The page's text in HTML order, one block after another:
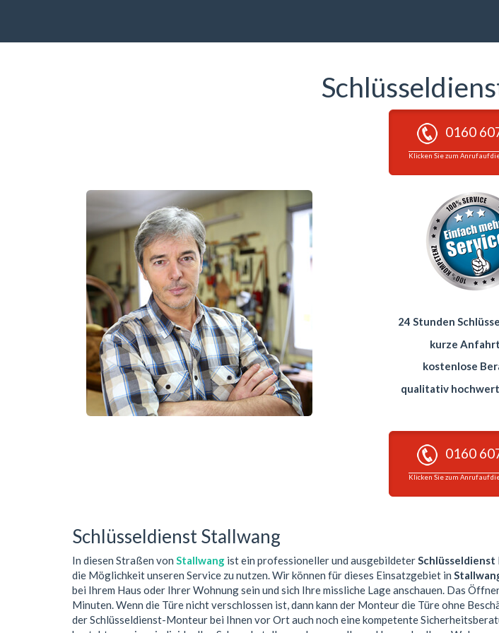
0160
Klicken Sie zum Anruf auf
24 Stunden
kurze
kostenlose
qualitativ
0160
Klicken Sie zum Anruf auf
Schlüsseldienst Stallwang
In diesen Straßen von Stallwang ist ein professioneller und ausgebildeterSchlüsseldienst
die Möglichkeit unseren Service zu nutzen. Wir können für dieses Einsatzgebiet in
bei Ihrem Haus oder Ihrer Wohnung sein und sich Ihre missliche Lage anschauen. Das
Minuten. Wenn die Türe nicht verschlossen ist, dann kann der Monteur die Türe ohne
der Schlüsseldienst-Monteur bei Ihnen vor Ort auch noch eine kompetente